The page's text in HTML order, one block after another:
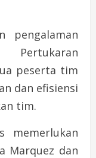
pengalaman
Pertukaran
peserta tim
dan efisiensi
tim.
memerlukan
Marquez dan